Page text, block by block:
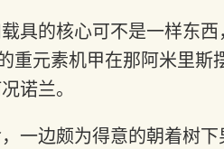
具的核心可不是一样东
重元素机甲在那阿米里
诺兰。
一边颇为得意的朝着树